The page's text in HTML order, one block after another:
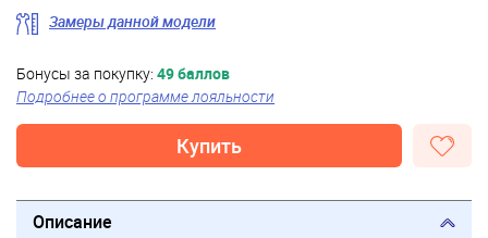
Замеры данной модели
Бонусы за покупку: 49 баллов
Подробнее о программе лояльности
Купить
Описание